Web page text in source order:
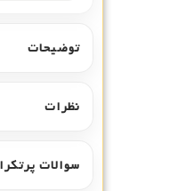
توضیحات
نظرات
سوالات